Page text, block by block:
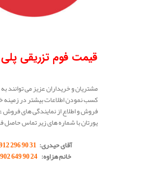
قیمت فوم تزریقی پلی
مشتریان و خریداران عزیز می توانند
کسب نمودن اطلاعات بیشتر در زمینه
فروش و اطلاع از نمایندگی های فروش
یورتان با شماره های زیر تماس حاصل
آقای حیدری: 31 90 296 0912
خانم هزاوه: 24 90 649 0902